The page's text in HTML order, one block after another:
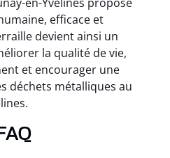
efficace et
devient ainsi un
la qualité de vie,
et encourager une
déchets métalliques au